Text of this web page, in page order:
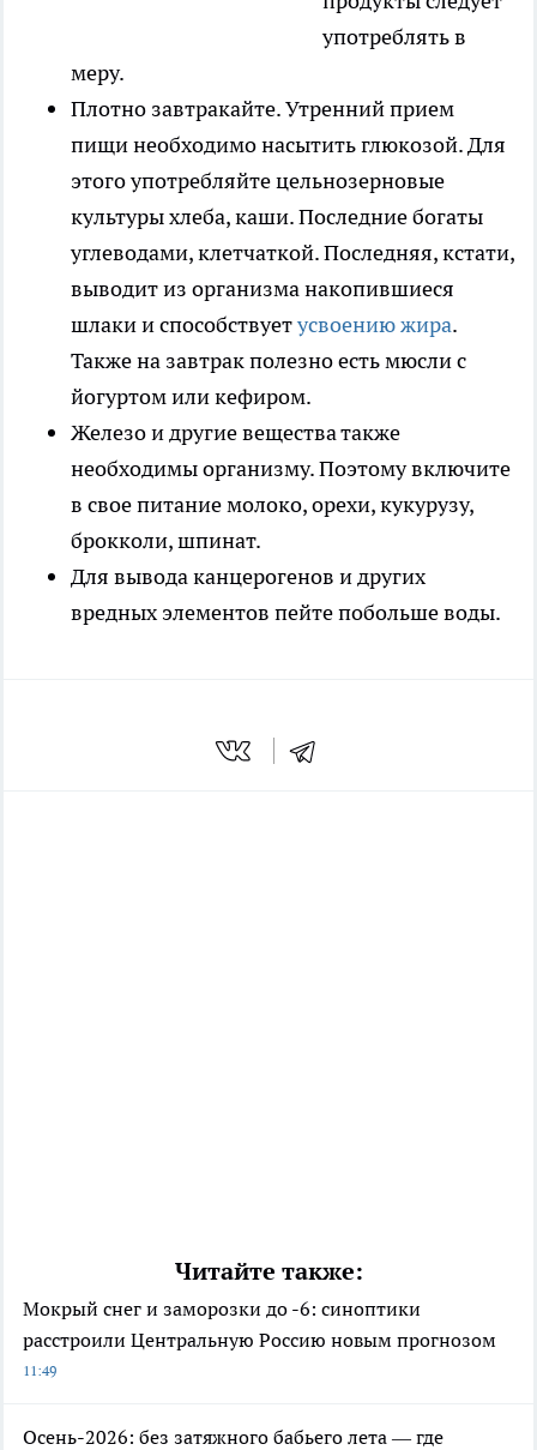
употреблять в
меру.
Плотно завтракайте. Утренний прием
пищи необходимо насытить глюкозой. Для
этого употребляйте цельнозерновые
культуры хлеба, каши. Последние богаты
углеводами, клетчаткой. Последняя, кстати,
выводит из организма накопившиеся
шлаки и способствуетусвоению жира.
Также на завтрак полезно есть мюсли с
йогуртом или кефиром.
Железо и другие вещества также
необходимы организму. Поэтому включите
в свое питание молоко, орехи, кукурузу,
брокколи, шпинат.
Для вывода канцерогенов и других
вредных элементов пейте побольше воды.
Читайте также:
Мокрый снег и заморозки до -6: синоптики
расстроили Центральную Россию новым прогнозом
11:49
Осень-2026: без затяжного бабьего лета — где